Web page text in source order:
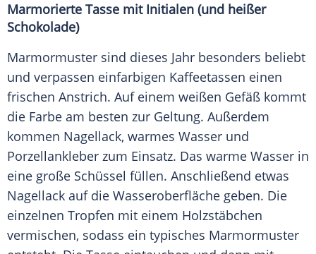
Marmorierte Tasse mit Initialen (und heißer
Schokolade)
Marmormuster sind dieses Jahr besonders beliebt
und verpassen einfarbigen Kaffeetassen einen
frischen Anstrich. Auf einem weißen Gefäß kommt
die Farbe am besten zur Geltung. Außerdem
kommen Nagellack, warmes Wasser und
Porzellankleber zum Einsatz. Das warme Wasser in
eine große Schüssel füllen. Anschließend etwas
Nagellack auf die Wasseroberfläche geben. Die
einzelnen Tropfen mit einem Holzstäbchen
vermischen, sodass ein typisches Marmormuster